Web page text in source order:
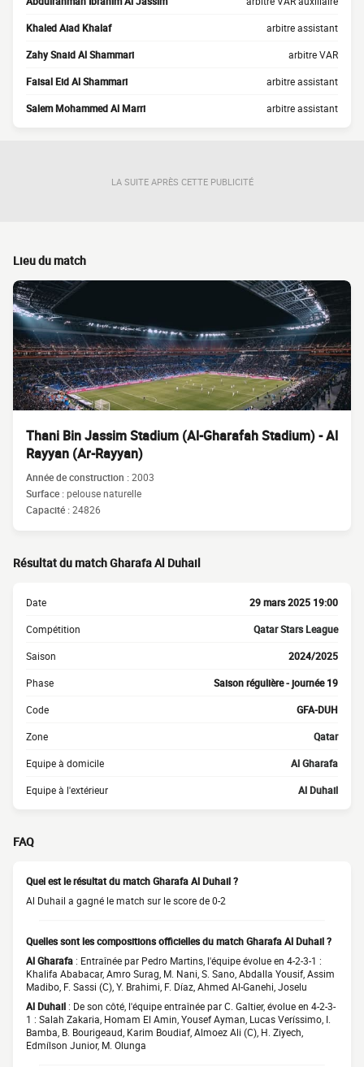
Khaled Aiad Khalaf arbitre assistant
Zahy Snaid Al Shammari arbitre VAR
Faisal Eid Al Shammari arbitre assistant
Salem Mohammed Al Marri arbitre assistant
LA SUITE APRÈS CETTE PUBLICITÉ
Lieu du match
Thani Bin Jassim Stadium (Al-Gharafah Stadium) - Al
Rayyan (Ar-Rayyan)
Année de construction :2003
Surface :pelouse naturelle
Capacité :24826
Résultat du match Gharafa Al Duhail
Date 29 mars 2025 19:00
Compétition Qatar Stars League
Saison 2024/2025
Phase Saison régulière - journée 19
Code GFA-DUH
Zone Qatar
Equipe à domicile Al Gharafa
Equipe à l'extérieur Al Duhail
FAQ
Quel est le résultat du match Gharafa Al Duhail ?
Al Duhail a gagné le match sur le score de 0-2
Quelles sont les compositions officielles du match Gharafa Al Duhail ?
Al Gharafa : Entraînée par Pedro Martins, l'équipe évolue en 4-2-3-1 :
Khalifa Ababacar, Amro Surag, M. Nani, S. Sano, Abdalla Yousif, Assim
Madibo, F. Sassi (C), Y. Brahimi, F. Díaz, Ahmed Al-Ganehi, Joselu
Al Duhail : De son côté, l'équipe entraînée par C. Galtier, évolue en 4-2-3-
1 : Salah Zakaria, Homam El Amin, Yousef Ayman, Lucas Veríssimo, I.
Bamba, B. Bourigeaud, Karim Boudiaf, Almoez Ali (C), H. Ziyech,
Edmílson Junior, M. Olunga